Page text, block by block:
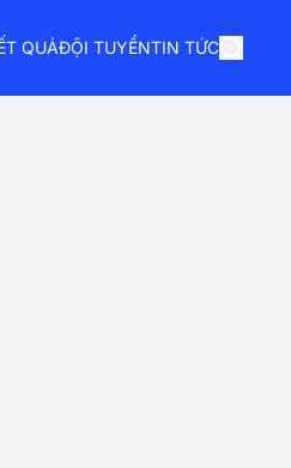
QUẢĐỘI TUYỂNTIN TỨC